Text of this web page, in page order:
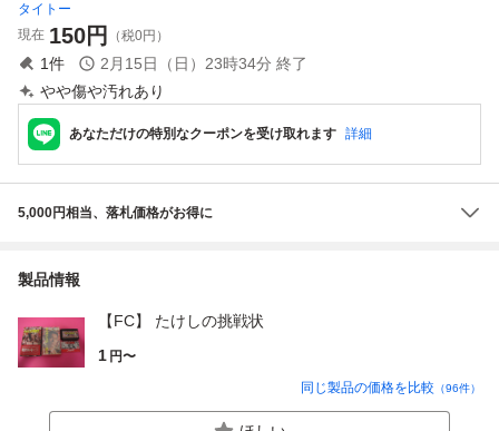
タイトー
現在 150円 （税0円）
1件 2月15日（日）23時34分 終了
やや傷や汚れあり
あなただけの特別なクーポンを受け取れます 詳細
5,000円相当、落札価格がお得に
製品情報
【FC】 たけしの挑戦状
1 円〜
同じ製品の価格を比較 （96件）